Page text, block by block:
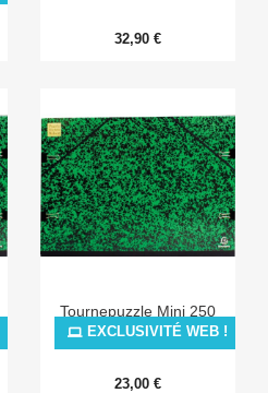
32,90 €
Tournepuzzle Mini 250
23,00 €
EXCLUSIVITÉ WEB !